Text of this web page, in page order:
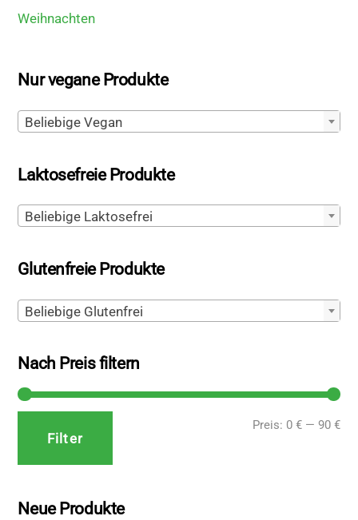
Weihnachten
Nur vegane Produkte
Beliebige Vegan
Laktosefreie Produkte
Beliebige Laktosefrei
Glutenfreie Produkte
Beliebige Glutenfrei
Nach Preis filtern
Filter
Preis: 0 €— 90 €
Neue Produkte